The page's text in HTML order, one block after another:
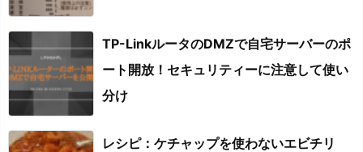
TP-LinkルータのDMZで自宅サーバーのポ
ート開放！セキュリティーに注意して使い
分け
レシピ：ケチャップを使わないエビチリ